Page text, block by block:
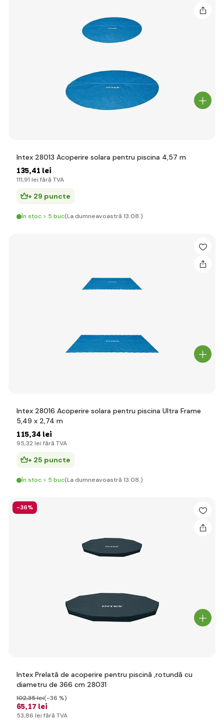
Intex 28013 Acoperire solara pentru piscina 4,57 m
135,41 lei
111,91 lei fără TVA
+ 29 puncte
În stoc > 5 buc(La dumneavoastră 13.08.)
Intex 28016 Acoperire solara pentru piscina Ultra Frame
5,49 x 2,74 m
115,34 lei
95,32 lei fără TVA
+ 25 puncte
În stoc > 5 buc(La dumneavoastră 13.08.)
-36%
Intex Prelată de acoperire pentru piscină ,rotundă cu
diametru de 366 cm 28031
65,17 lei
102,35 lei(-36 %)
53,86 lei fără TVA